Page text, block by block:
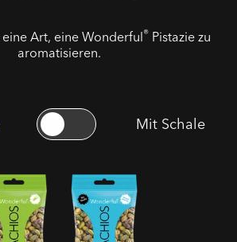
Art, eine Wonderful®Pistazie zu
aromatisieren.
Mit Schale
Ungesalzene
Geröstete
Pistazienkerne